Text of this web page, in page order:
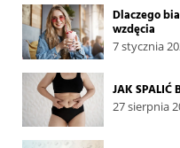
Dlaczego
wzdęcia
7 stycznia
JAK SPALIĆ
27 sierpnia